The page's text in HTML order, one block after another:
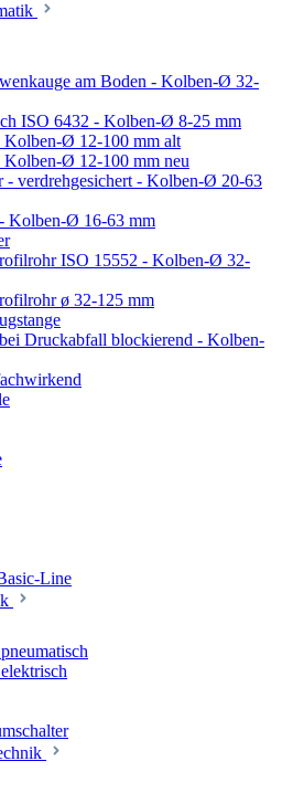
am Boden - Kolben-Ø 32-
ISO 6432 - Kolben-Ø 8-25 mm
Kolben-Ø 12-100 mm alt
Ø 12-100 mm neu
verdrehgesichert - Kolben-Ø 20-63
Kolben-Ø 16-63 mm
ISO 15552 - Kolben-Ø 32-
ø 32-125 mm
Druckabfall blockierend - Kolben-
Line